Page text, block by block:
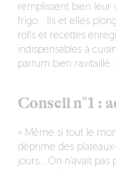
remplissent bien leur
frigo… Ils et elles
rolls et recettes
indispensables à
partum bien ravitaillé.
Conseil n°1 :
« Même si tout le
déprime des
jours… On n’avait